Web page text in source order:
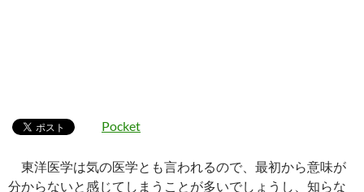
Pocket
東洋医学は気の医学とも言われるので、最初から意味が
分からないと感じてしまうことが多いでしょうし、知らな